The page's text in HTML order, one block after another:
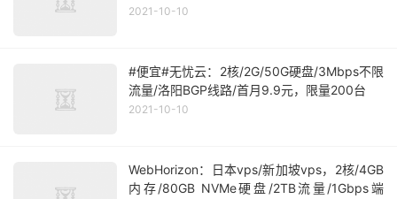
2021-10-10
#便宜#无忧云：2核/2G/50G硬盘/3Mbps不限
流量/洛阳BGP线路/首月9.9元，限量200台
2021-10-10
WebHorizon：日本vps/新加坡vps，2核/4GB
内存/80GB NVMe硬盘/2TB流量/1Gbps端